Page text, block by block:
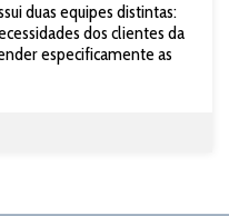
duas equipes distintas:
dos clientes da
especificamente as